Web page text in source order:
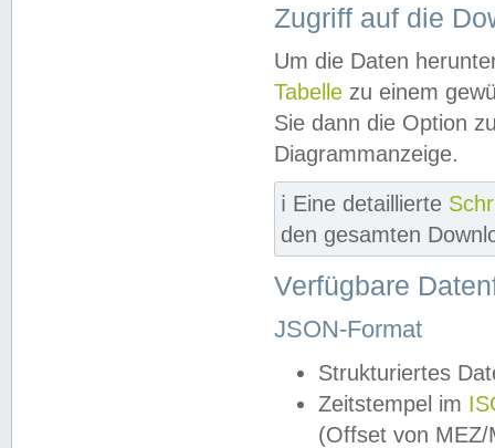
Zugriff auf die
Um die Daten
Tabelle zu einem
Sie dann die Option
Diagrammanzeige.
ℹ️ Eine detaillierte
den gesamten
Verfügbare
JSON-Format
Strukturiertes
Zeitstempel im
(Offset von MEZ/